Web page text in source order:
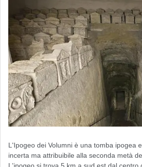
L'Ipogeo dei Volumni è una tomba ipogea
incerta ma attribuibile alla seconda metà